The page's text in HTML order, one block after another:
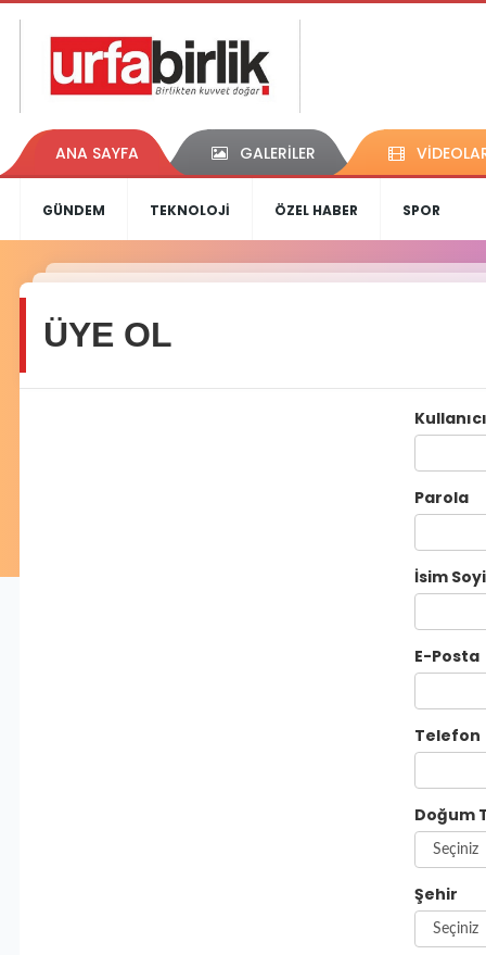
ANA SAYFA GALERİLER
GÜNDEM TEKNOLOJİ ÖZEL HABER SPOR
ÜYE OL
Parola
İsim
E-Posta
Telefon
Doğum
Şehir